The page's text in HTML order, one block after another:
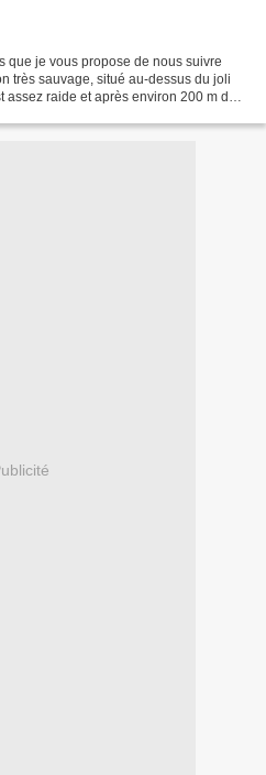
que je vous propose de nous suivre
très sauvage, situé au-dessus du joli
raide et après environ 200 m de